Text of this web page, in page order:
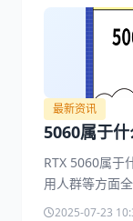
最新资讯
5060属于
RTX 5060属于
用人群等方面
内容创作。
2025-07-23